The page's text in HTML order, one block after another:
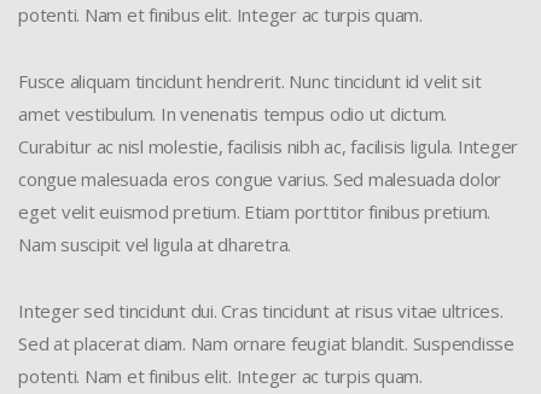
potenti. Nam et finibus elit. Integer ac turpis quam.
Fusce aliquam tincidunt hendrerit. Nunc tincidunt id velit sit
amet vestibulum. In venenatis tempus odio ut dictum.
Curabitur ac nisl molestie, facilisis nibh ac, facilisis ligula. Integer
congue malesuada eros congue varius. Sed malesuada dolor
eget velit euismod pretium. Etiam porttitor finibus pretium.
Nam suscipit vel ligula at dharetra.
Integer sed tincidunt dui. Cras tincidunt at risus vitae ultrices.
Sed at placerat diam. Nam ornare feugiat blandit. Suspendisse
potenti. Nam et finibus elit. Integer ac turpis quam.